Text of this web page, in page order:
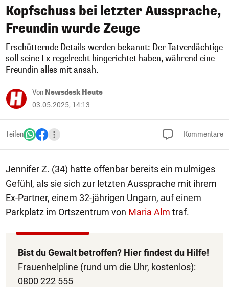
Kopfschuss bei letzter Aussprache,
Freundin wurde Zeuge
Erschütternde Details werden bekannt: Der Tatverdächtige
soll seine Ex regelrecht hingerichtet haben, während eine
Freundin alles mit ansah.
Von Newsdesk Heute
03.05.2025, 14:13
Teilen Kommentare
Jennifer Z. (34) hatte offenbar bereits ein mulmiges
Gefühl, als sie sich zur letzten Aussprache mit ihrem
Ex-Partner, einem 32-jährigen Ungarn, auf einem
Parkplatz im Ortszentrum von Maria Alm traf.
Bist du Gewalt betroffen? Hier findest du Hilfe!
Frauenhelpline (rund um die Uhr, kostenlos):
0800 222 555